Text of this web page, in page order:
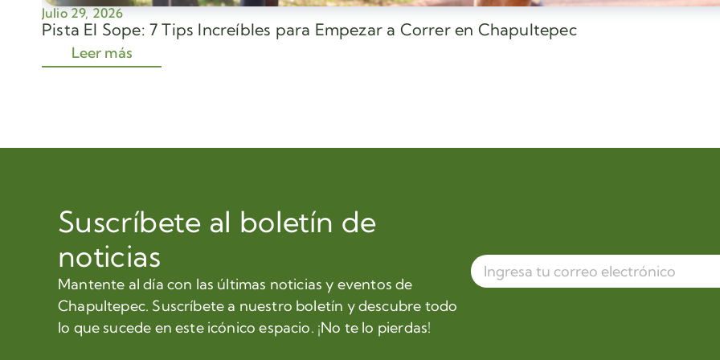
Julio 29, 2026
Pista El Sope: 7 Tips Increíbles para Empezar a Correr en Chapultepec
Leer más
Suscríbete al boletín de
noticias
Mantente al día con las últimas noticias y eventos de
Chapultepec. Suscríbete a nuestro boletín y descubre todo
lo que sucede en este icónico espacio. ¡No te lo pierdas!